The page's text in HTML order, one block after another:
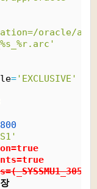
oracle/
='EXCLUSIVE'
=true
=true